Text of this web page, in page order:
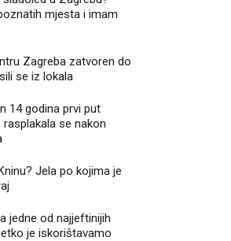
mjesta i imam
Zagreba zatvoren do
se iz lokala
14 godina prvi put
se nakon
Jela po kojima je
jedne od najjeftinijih
je iskorištavamo